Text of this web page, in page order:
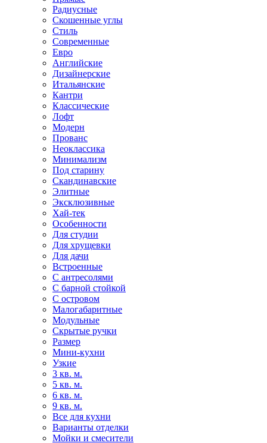
Радиусные
Скошенные углы
Стиль
Современные
Евро
Английские
Дизайнерские
Итальянские
Кантри
Классические
Лофт
Модерн
Прованс
Неоклассика
Минимализм
Под старину
Скандинавские
Элитные
Эксклюзивные
Хай-тек
Особенности
Для студии
Для хрущевки
Для дачи
Встроенные
С антресолями
С барной стойкой
С островом
Малогабаритные
Модульные
Скрытые ручки
Размер
Мини-кухни
Узкие
3 кв. м.
5 кв. м.
6 кв. м.
9 кв. м.
Все для кухни
Варианты отделки
Мойки и смесители